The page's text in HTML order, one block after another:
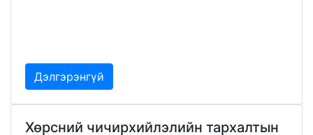
Дэлгэрэнгүй
Хөрсний чичирхийлэлийн тархалтын